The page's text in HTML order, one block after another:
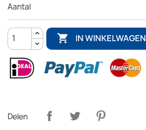
Aantal
 IN WINKELWAGEN
Delen